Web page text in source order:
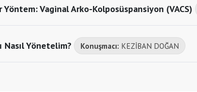
Yöntem: Vaginal Arko-Kolposüspansiyon (VACS)
Nasıl Yönetelim? Konuşmacı: KEZİBAN DOĞAN